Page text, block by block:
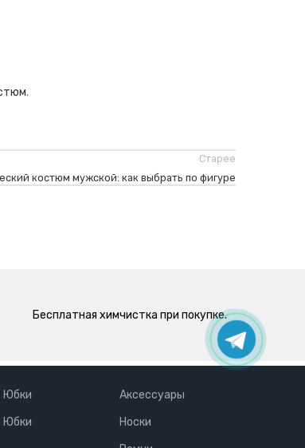
.
Старее
костюм мужской: как выбрать по фигуре
Бесплатная химчистка при покупке.
Юбки
Юбки
Аксессуары
Носки